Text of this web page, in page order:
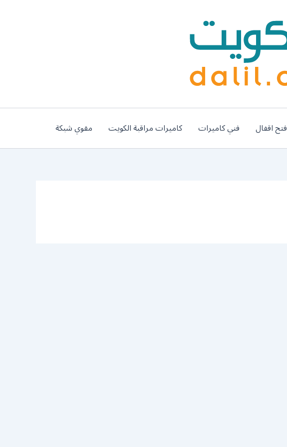
فتح اقفال فني كاميرات كاميرات مراقبة الكويت مقوي شبكة